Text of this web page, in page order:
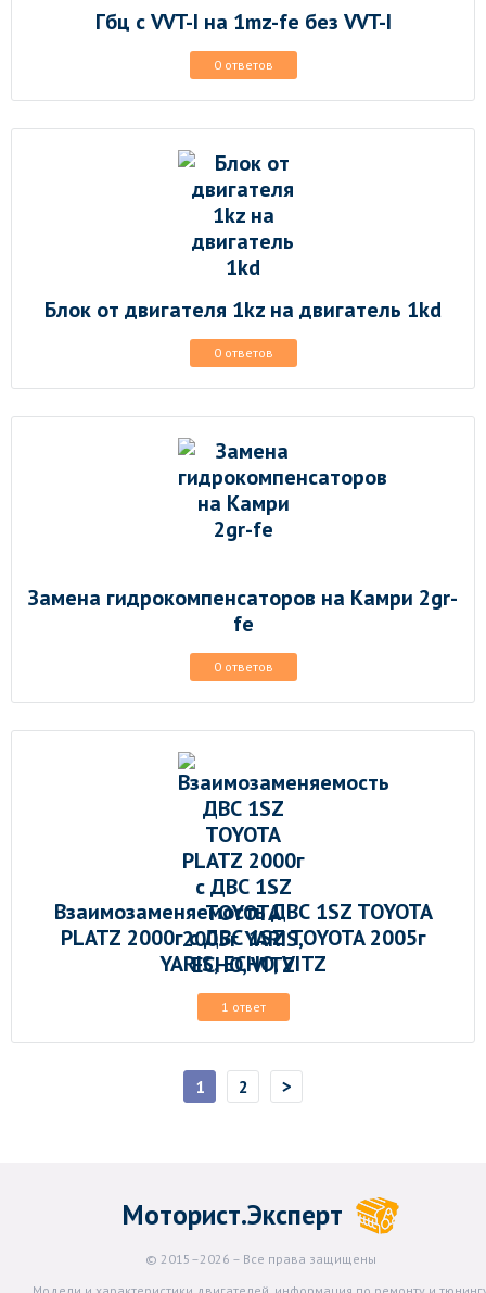
Гбц с VVT-I на 1mz-fe без VVT-I
0 ответов
Блок от двигателя 1kz на двигатель 1kd
0 ответов
Замена гидрокомпенсаторов на Камри 2gr-
fe
0 ответов
Взаимозаменяемость ДВС 1SZ TOYOTA
PLATZ 2000г с ДВС 1SZ TOYOTA 2005г
YARIS, ECHO, VITZ
1 ответ
1 2 >
Моторист.Эксперт
© 2015–2026 – Все права защищены